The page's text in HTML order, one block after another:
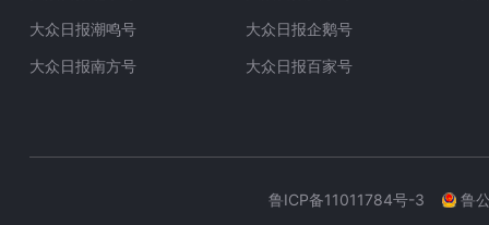
大众日报潮鸣号
大众日报南方号
大众日报企鹅号
大众日报百家号
鲁ICP备11011784号-3 鲁